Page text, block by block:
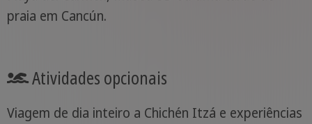
praia em Cancún.
Atividades opcionais
Viagem de dia inteiro a Chichén Itzá e experiências